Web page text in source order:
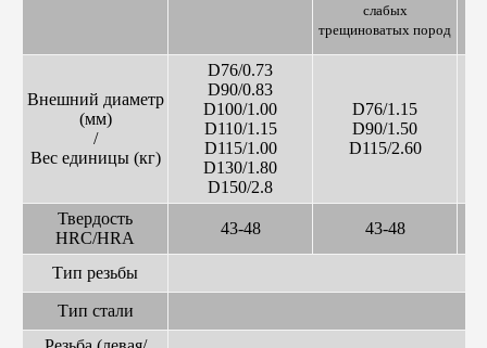
слабых
трещиноватых пород
Внешний диаметр
(мм)
/
Вес единицы (кг)
D76/0.73
D90/0.83
D100/1.00
D110/1.15
D115/1.00
D130/1.80
D150/2.8
D76/1.15
D90/1.50
D115/2.60
Твердость
HRC/HRA
43-48 43-48
Тип резьбы
Тип стали